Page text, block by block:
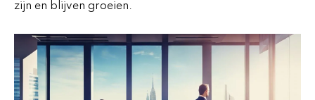
zijn en blijven groeien.